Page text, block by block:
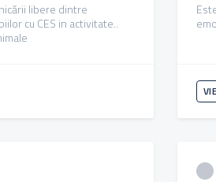
libere dintre
cu CES in activitate..